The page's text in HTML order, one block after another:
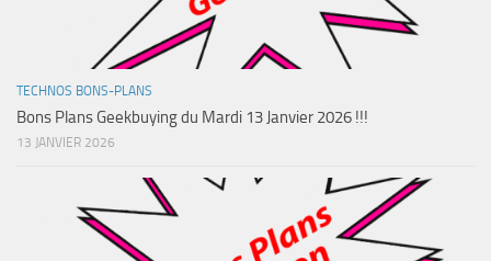
TECHNOS BONS-PLANS
Bons Plans Geekbuying du Mardi 13 Janvier 2026 !!!
13 JANVIER 2026